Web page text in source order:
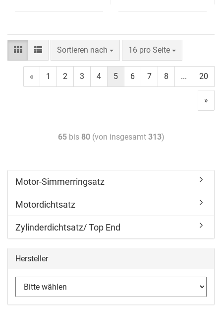
Sortieren nach 16 pro Seite
« 1 2 3 4 5 6 7 8 ... 20
»
65bis 80(von insgesamt 313)
Motor-Simmerringsatz
Motordichtsatz
Zylinderdichtsatz/ Top End
Hersteller